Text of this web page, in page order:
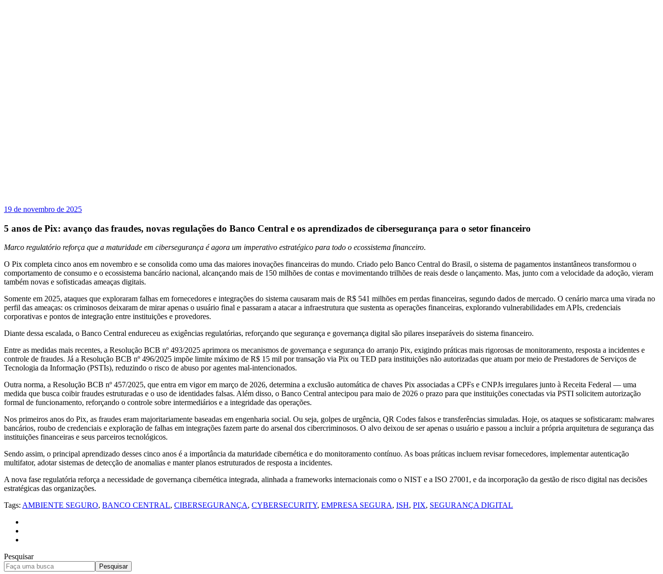
19 de novembro de 2025
5 anos de Pix: avanço das fraudes, novas regulações do Banco Central e os aprendizados de cibersegurança para o setor financeiro
Marco regulatório reforça que a maturidade em cibersegurança é agora um imperativo estratégico para todo o ecossistema financeiro.
O Pix completa cinco anos em novembro e se consolida como uma das maiores inovações financeiras do mundo. Criado pelo Banco Central do Brasil, o sistema de pagamentos instantâneos transformou o
comportamento de consumo e o ecossistema bancário nacional, alcançando mais de 150 milhões de contas e movimentando trilhões de reais desde o lançamento. Mas, junto com a velocidade da adoção, vieram
também novas e sofisticadas ameaças digitais.
Somente em 2025, ataques que exploraram falhas em fornecedores e integrações do sistema causaram mais de R$ 541 milhões em perdas financeiras, segundo dados de mercado. O cenário marca uma virada no
perfil das ameaças: os criminosos deixaram de mirar apenas o usuário final e passaram a atacar a infraestrutura que sustenta as operações financeiras, explorando vulnerabilidades em APIs, credenciais
corporativas e pontos de integração entre instituições e provedores.
Diante dessa escalada, o Banco Central endureceu as exigências regulatórias, reforçando que segurança e governança digital são pilares inseparáveis do sistema financeiro.
Entre as medidas mais recentes, a Resolução BCB nº 493/2025 aprimora os mecanismos de governança e segurança do arranjo Pix, exigindo práticas mais rigorosas de monitoramento, resposta a incidentes e
controle de fraudes. Já a Resolução BCB nº 496/2025 impõe limite máximo de R$ 15 mil por transação via Pix ou TED para instituições não autorizadas que atuam por meio de Prestadores de Serviços de
Tecnologia da Informação (PSTIs), reduzindo o risco de abuso por agentes mal-intencionados.
Outra norma, a Resolução BCB nº 457/2025, que entra em vigor em março de 2026, determina a exclusão automática de chaves Pix associadas a CPFs e CNPJs irregulares junto à Receita Federal — uma
medida que busca coibir fraudes estruturadas e o uso de identidades falsas. Além disso, o Banco Central antecipou para maio de 2026 o prazo para que instituições conectadas via PSTI solicitem autorização
formal de funcionamento, reforçando o controle sobre intermediários e a integridade das operações.
Nos primeiros anos do Pix, as fraudes eram majoritariamente baseadas em engenharia social. Ou seja, golpes de urgência, QR Codes falsos e transferências simuladas. Hoje, os ataques se sofisticaram: malwares
bancários, roubo de credenciais e exploração de falhas em integrações fazem parte do arsenal dos cibercriminosos. O alvo deixou de ser apenas o usuário e passou a incluir a própria arquitetura de segurança das
instituições financeiras e seus parceiros tecnológicos.
Sendo assim, o principal aprendizado desses cinco anos é a importância da maturidade cibernética e do monitoramento contínuo. As boas práticas incluem revisar fornecedores, implementar autenticação
multifator, adotar sistemas de detecção de anomalias e manter planos estruturados de resposta a incidentes.
A nova fase regulatória reforça a necessidade de governança cibernética integrada, alinhada a frameworks internacionais como o NIST e a ISO 27001, e da incorporação da gestão de risco digital nas decisões
estratégicas das organizações.
Tags: AMBIENTE SEGURO, BANCO CENTRAL, CIBERSEGURANÇA, CYBERSECURITY, EMPRESA SEGURA, ISH, PIX, SEGURANÇA DIGITAL
Pesquisar
Pesquisar